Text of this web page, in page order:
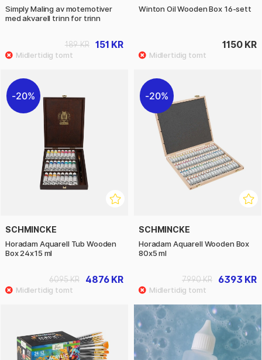
Simply Maling av motemotiver
med akvarell trinn for trinn
151 KR
189 KR
Winton Oil Wooden Box 16-sett
1150 KR
20%
SCHMINCKE
Horadam Aquarell Tub Wooden
Box 24x15 ml
4876 KR
6095 KR
20%
SCHMINCKE
Horadam Aquarell Wooden Box
80x5 ml
6393 KR
7990 KR